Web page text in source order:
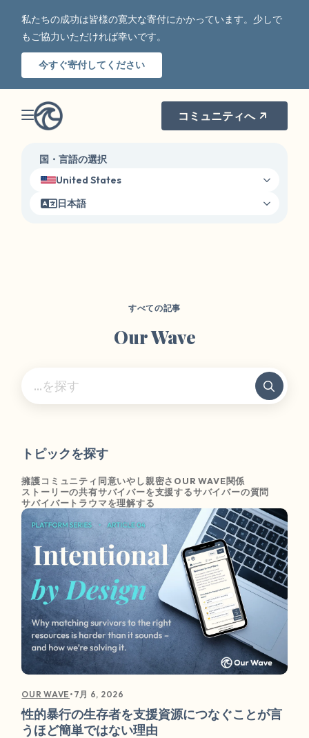
私たちの成功は皆様の寛大な寄付にかかっています。少しで
もご協力いただければ幸いです。
今すぐ寄付してください
コミュニティへ
国・言語の選択
United States
日本語
すべての記事
Our Wave
OUR WAVE • 7月 6, 2026
性的暴行の生存者を支援資源につなぐことが言
うほど簡単ではない理由
トピックを探す
擁護コミュニティ 同意いやし親密さ OUR WAVE関係
ストーリーの共有サバイバーを支援するサバイバーの質問
サバイバー トラウマを理解する